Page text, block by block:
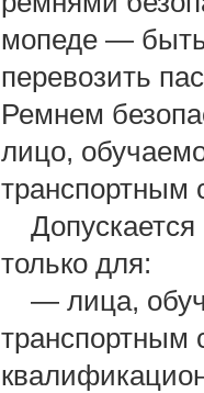
мопеде —
перевозить
Ремнем
лицо,
транспортным
только для:
— лица,
транспортным